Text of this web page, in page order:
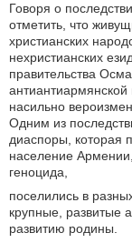
Говоря о
отметить, что
христианских
нехристианских
правительства
насильно
Одним из
диаспоры, которая
население
геноцида,
поселились в
крупные, развитые
развитию родины.